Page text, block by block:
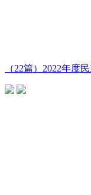
（22篇）2022年度